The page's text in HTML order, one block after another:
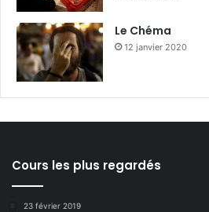
Le Chéma
12 janvier 2020
Cours les plus regardés
23 février 2019